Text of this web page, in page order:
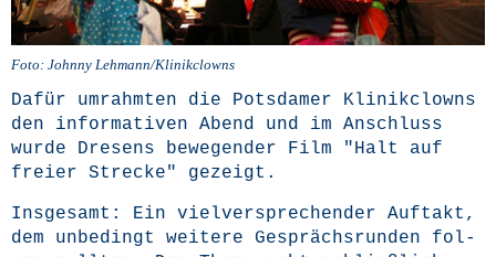
Foto: John­ny Lehmann/Klinikclowns
Dafür umrahm­ten die Pots­da­mer Kli­nik­clowns
den infor­ma­ti­ven Abend und im Anschluss
wur­de Dre­sens bewe­gen­der Film "Halt auf
frei­er Stre­cke" gezeigt.
Ins­ge­samt: Ein viel­ver­spre­chen­der Auf­takt,
dem unbe­dingt wei­te­re Gesprächs­run­den fol­